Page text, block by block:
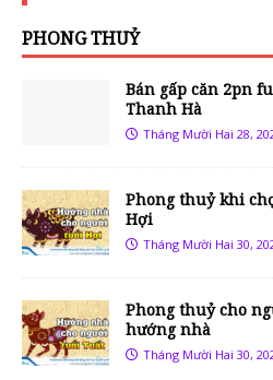
PHONG THUỶ
Bán gấp căn 2pn
Thanh Hà
Tháng Mười Hai 28,
Phong thuỷ khi
Hợi
Tháng Mười Hai 30,
Phong thuỷ cho
hướng nhà
Tháng Mười Hai 30,